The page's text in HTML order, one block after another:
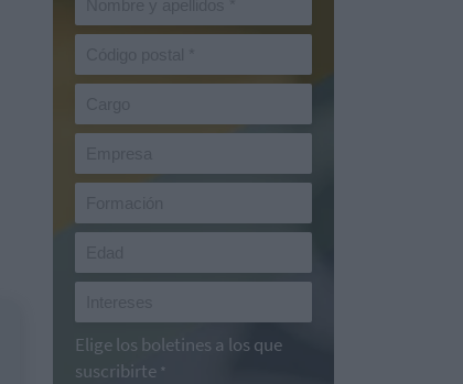
Elige los boletines a los que
suscribirte *